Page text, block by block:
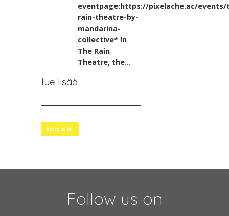
eventpage:https://pixelache.ac/
rain-theatre-by-
mandarina-
collective* In
The Rain
Theatre, the...
lue lisää
Katso kaikki
Follow us on